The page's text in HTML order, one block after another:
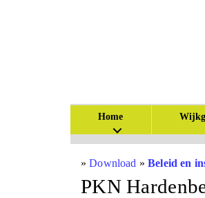
Home
»Download »Beleid en
PKN